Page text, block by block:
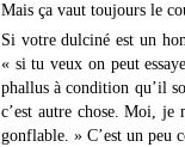
Mais ça vaut toujours le
Si votre dulciné est un
« si tu veux on peut
phallus à condition qu’il
c’est autre chose. Moi,
gonflable. » C’est un peu